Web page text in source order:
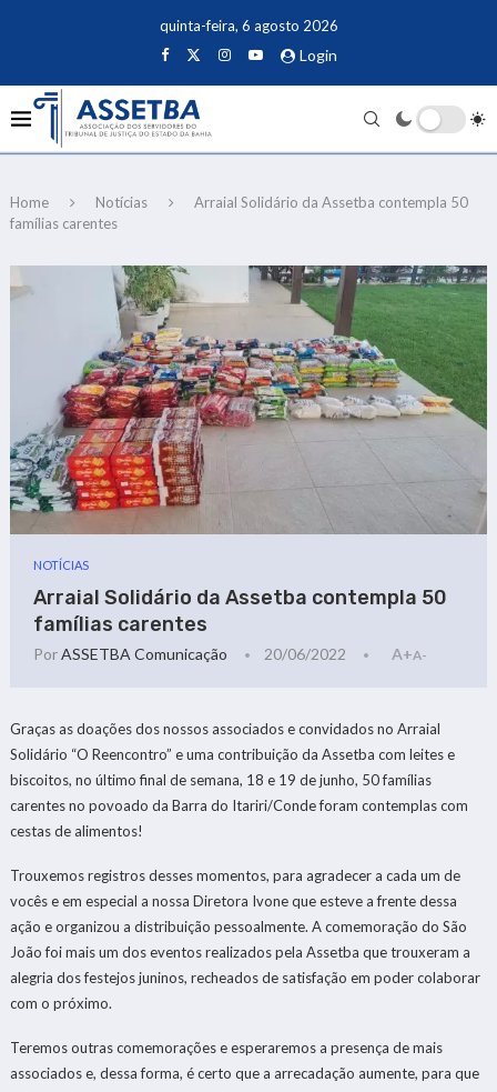
quinta-feira, 6 agosto 2026
Login
Home Notícias
Arraial Solidário da Assetba contempla 50
famílias carentes
NOTÍCIAS
Arraial Solidário da Assetba contempla 50
famílias carentes
PorASSETBA Comunicação 20/06/2022 A+A-
Graças as doações dos nossos associados e convidados no Arraial
Solidário “O Reencontro” e uma contribuição da Assetba com leites e
biscoitos, no último final de semana, 18 e 19 de junho, 50 famílias
carentes no povoado da Barra do Itariri/Conde foram contemplas com
cestas de alimentos!
Trouxemos registros desses momentos, para agradecer a cada um de
vocês e em especial a nossa Diretora Ivone que esteve a frente dessa
ação e organizou a distribuição pessoalmente. A comemoração do São
João foi mais um dos eventos realizados pela Assetba que trouxeram a
alegria dos festejos juninos, recheados de satisfação em poder colaborar
com o próximo.
Teremos outras comemorações e esperaremos a presença de mais
associados e, dessa forma, é certo que a arrecadação aumente, para que